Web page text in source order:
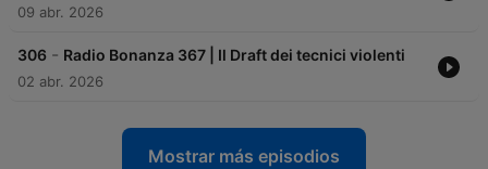
09 abr. 2026
306 - Radio Bonanza 367 | Il Draft dei tecnici violenti
02 abr. 2026
Mostrar más episodios